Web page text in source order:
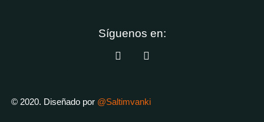
© 2020. Diseñado por @Saltimvanki
Síguenos en: